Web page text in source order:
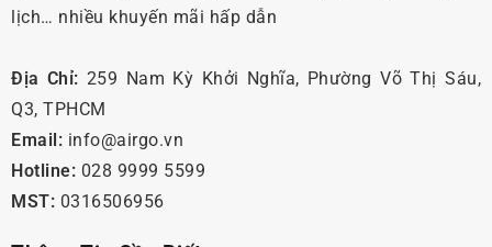
lịch… nhiều khuyến mãi hấp dẫn
Địa Chỉ: 259 Nam Kỳ Khởi Nghĩa, Phường Võ Thị Sáu,
Q3, TPHCM
Email: info@airgo.vn
Hotline: 028 9999 5599
MST: 0316506956